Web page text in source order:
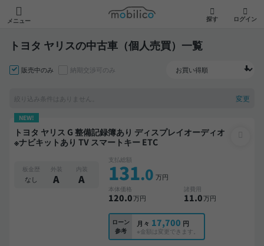
メニュー
モビリコ
探す ログイン
トヨタ ヤリスの中古車（個人売買）一覧
販売中のみ 納期交渉可のみ
絞り込み条件はありません。 変更
NEW!
トヨタ ヤリス G 整備記録簿あり ディスプレイオーディオ
※ナビキットあり TV スマートキー ETC
板金歴
なし
外装
A
内装
A
支払総額
131.0 万円
本体価格
120.0万円
諸費用
11.0万円
ローン
参考
月々 17,700 円
※金額は変更できます。